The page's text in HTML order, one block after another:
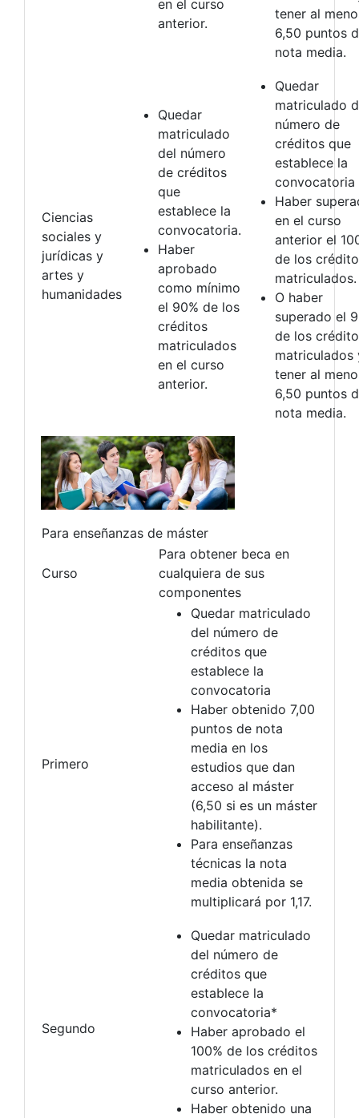
en el curso
anterior.
tener al
6,50 puntos
nota media.
Ciencias
sociales y
jurídicas y
artes y
humanidades
Quedar
matriculado
del número
de créditos
que
establece la
convocatoria.
Haber
aprobado
como mínimo
el 90% de los
créditos
matriculados
en el curso
anterior.
Quedar
matriculado
número de
créditos que
establece la
convocatoria
Haber
en el curso
anterior el
de los
matriculados.
O haber
superado el
de los
matriculados
tener al
6,50 puntos
nota media.
Para enseñanzas de máster
Curso
Para obtener beca en
cualquiera de sus
componentes
Primero
Quedar matriculado
del número de
créditos que
establece la
convocatoria
Haber obtenido 7,00
puntos de nota
media en los
estudios que dan
acceso al máster
(6,50 si es un máster
habilitante).
Para enseñanzas
técnicas la nota
media obtenida se
multiplicará por 1,17.
Segundo
Quedar matriculado
del número de
créditos que
establece la
convocatoria*
Haber aprobado el
100% de los créditos
matriculados en el
curso anterior.
Haber obtenido una